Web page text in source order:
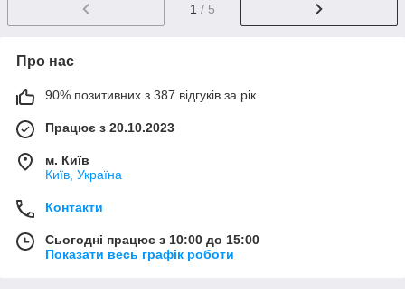
1 / 5
Про нас
90% позитивних з 387 відгуків за рік
Працює з 20.10.2023
м. Київ
Київ, Україна
Контакти
Сьогодні працює з 10:00 до 15:00
Показати весь графік роботи